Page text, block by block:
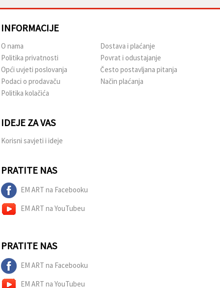
INFORMACIJE
O nama
Politika privatnosti
Opći uvjeti poslovanja
Podaci o prodavaču
Politika kolačića
Dostava i plaćanje
Povrat i odustajanje
Često postavljana pitanja
Način plaćanja
IDEJE ZA VAS
Korisni savjeti i ideje
PRATITE NAS
EM ART na Facebooku
EM ART na YouTubeu
PRATITE NAS
EM ART na Facebooku
EM ART na YouTubeu